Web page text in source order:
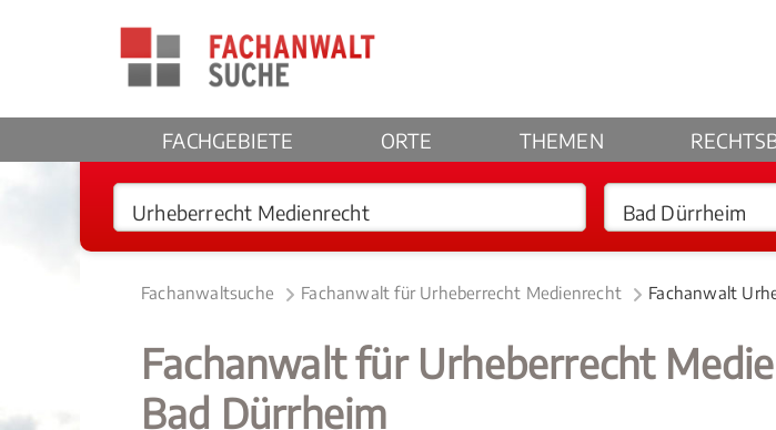
FACHGEBIETE ORTE THEMEN
Fachanwaltsuche Fachanwalt für Urheberrecht Medienrecht Fachanwalt
Fachanwalt für Urheberrecht
Bad Dürrheim